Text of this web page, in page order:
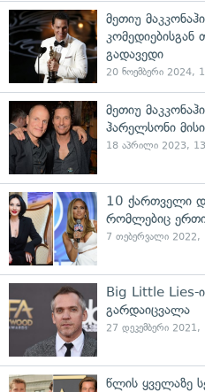
მეთიუ
კომედიებისგან
გადავედი
20 ნოემბერი 2024,
მეთიუ
ჰარელსონი
18 აპრილი 2023,
10 ქართველი
რომლებიც ერთი
7 თებერვალი 2022,
Big Little Lies-
გარდაიცვალა
27 დეკემბერი
წლის ყველაზე